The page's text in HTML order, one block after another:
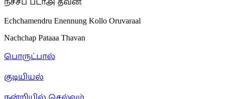
Echchamendru Enennung Kollo Oruvaraal
Nachchap Pataaa Thavan
பொருட்பால்
குடியியல்